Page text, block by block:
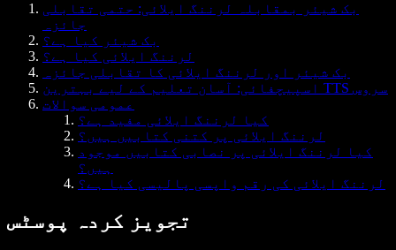
بک شیئر بمقابلہ لرننگ ایلائی: حتمی تقابلی
جائزہ
بک شیئر کیا ہے؟
لرننگ ایلائی کیا ہے؟
بک شیئر اور لرننگ ایلائی کا تقابلی جائزہ
اسپیچفائی: آسان تعلیم کے لیے بہترین TTS سروس
عمومی سوالات
کیا لرننگ ایلائی مفید ہے؟
لرننگ ایلائی پر کتنی کتابیں ہیں؟
کیا لرننگ ایلائی پر نصابی کتابیں موجود
ہیں؟
لرننگ ایلائی کی رقم واپسی پالیسی کیا ہے؟
تجویز کردہ پوسٹس